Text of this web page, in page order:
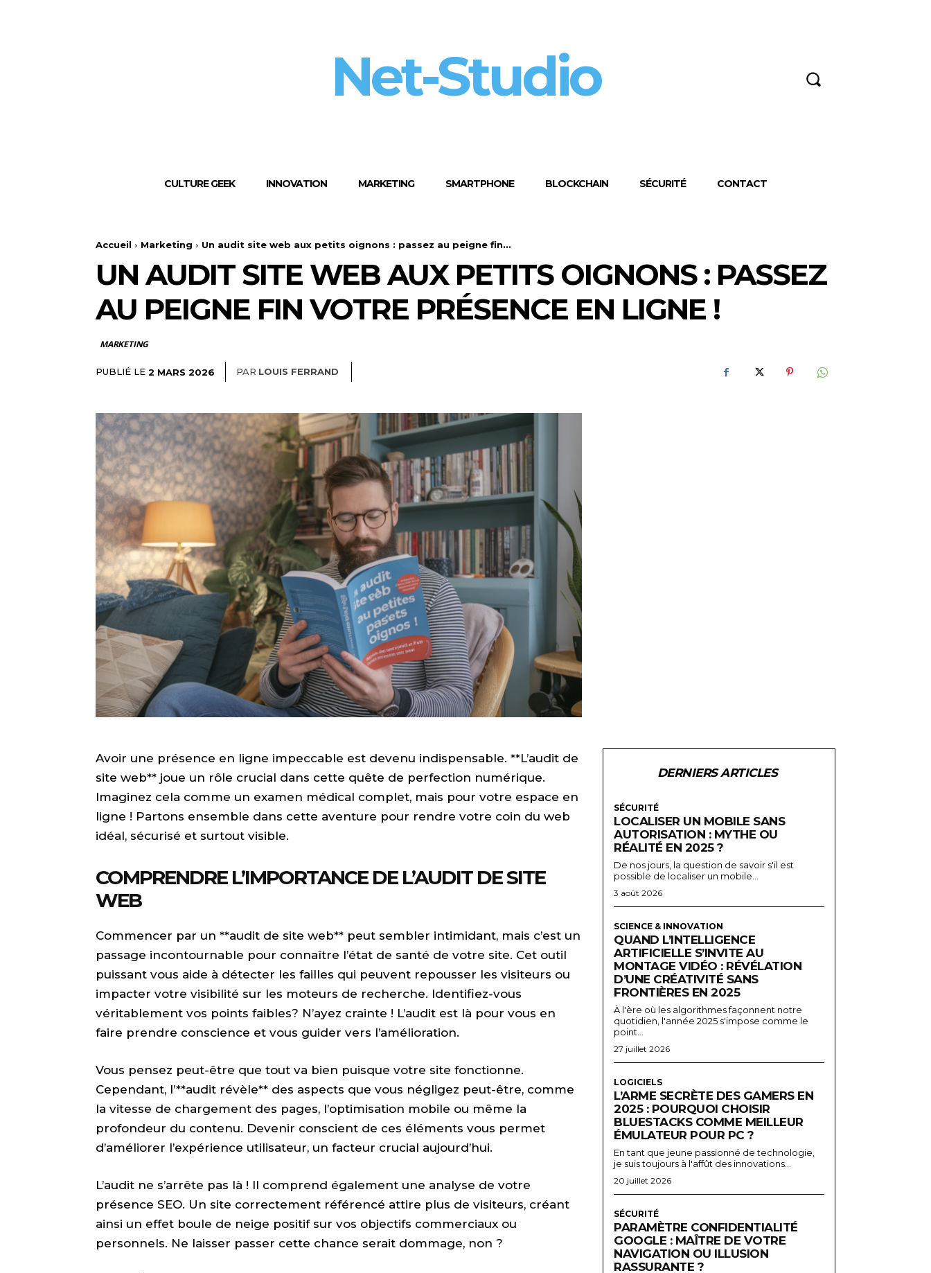
Net-Studio
CULTURE GEEK INNOVATION MARKETING SMARTPHONE BLOCKCHAIN SÉCURITÉ CONTACT
Accueil Marketing Un audit site web aux petits oignons : passez au peigne fin...
UN AUDIT SITE WEB AUX PETITS OIGNONS : PASSEZ
AU PEIGNE FIN VOTRE PRÉSENCE EN LIGNE !
MARKETING
PUBLIÉ LE 2 MARS 2026 PAR LOUIS FERRAND
Avoir une présence en ligne impeccable est devenu indispensable. **L’audit de
site web** joue un rôle crucial dans cette quête de perfection numérique.
Imaginez cela comme un examen médical complet, mais pour votre espace en
ligne ! Partons ensemble dans cette aventure pour rendre votre coin du web
idéal, sécurisé et surtout visible.
COMPRENDRE L’IMPORTANCE DE L’AUDIT DE SITE
WEB
Commencer par un **audit de site web** peut sembler intimidant, mais c’est un
passage incontournable pour connaître l’état de santé de votre site. Cet outil
puissant vous aide à détecter les failles qui peuvent repousser les visiteurs ou
impacter votre visibilité sur les moteurs de recherche. Identifiez-vous
véritablement vos points faibles? N’ayez crainte ! L’audit est là pour vous en
faire prendre conscience et vous guider vers l’amélioration.
Vous pensez peut-être que tout va bien puisque votre site fonctionne.
Cependant, l’**audit révèle** des aspects que vous négligez peut-être, comme
la vitesse de chargement des pages, l’optimisation mobile ou même la
profondeur du contenu. Devenir conscient de ces éléments vous permet
d’améliorer l’expérience utilisateur, un facteur crucial aujourd’hui.
L’audit ne s’arrête pas là ! Il comprend également une analyse de votre
présence SEO. Un site correctement référencé attire plus de visiteurs, créant
ainsi un effet boule de neige positif sur vos objectifs commerciaux ou
personnels. Ne laisser passer cette chance serait dommage, non ?
DERNIERS ARTICLES
SÉCURITÉ
LOCALISER UN MOBILE SANS
AUTORISATION : MYTHE OU
RÉALITÉ EN 2025 ?
De nos jours, la question de savoir s'il est
possible de localiser un mobile...
3 août 2026
SCIENCE & INNOVATION
QUAND L’INTELLIGENCE
ARTIFICIELLE S’INVITE AU
MONTAGE VIDÉO : RÉVÉLATION
D’UNE CRÉATIVITÉ SANS
FRONTIÈRES EN 2025
À l'ère où les algorithmes façonnent notre
quotidien, l'année 2025 s'impose comme le
point...
27 juillet 2026
LOGICIELS
L’ARME SECRÈTE DES GAMERS EN
2025 : POURQUOI CHOISIR
BLUESTACKS COMME MEILLEUR
ÉMULATEUR POUR PC ?
En tant que jeune passionné de technologie,
je suis toujours à l'affût des innovations...
20 juillet 2026
SÉCURITÉ
PARAMÈTRE CONFIDENTIALITÉ
GOOGLE : MAÎTRE DE VOTRE
NAVIGATION OU ILLUSION
RASSURANTE ?